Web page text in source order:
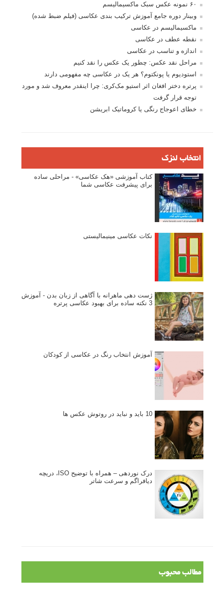
۶۰ نمونه عکس سبک ماکسیمالیسم
وبینار دوره جامع آموزش ترکیب بندی عکاسی (فیلم ضبط شده)
ماکسیمالیسم در عکاسی
نقطه عطف در عکاسی
اندازه و تناسب در عکاسی
مراحل نقد عکس: چطور یک عکس را نقد کنیم
استودیوم یا پونکتوم؟ هر یک در عکاسی چه مفهومی دارند
پرتره دختر افغان اثر استیو مک‌کری: چرا اینقدر معروف شد و مورد
توجه قرار گرفت
خطای اعوجاج رنگی یا کروماتیک ابریشن
انتخاب لنزک
کتاب آموزشی «هک عکاسی» - مراحلی ساده
برای پیشرفت عکاسی شما
نکات عکاسی مینیمالیستی
ژست دهی ماهرانه با آگاهی از زبان بدن - آموزش
3 نکته ساده برای بهبود عکاسی پرتره
آموزش انتخاب رنگ در عکاسی از کودکان
10 باید و نباید در روتوش عکس ها
درک نوردهی – همراه با توضیح ISO، دریچه
دیافراگم و سرعت شاتر
مطالب محبوب